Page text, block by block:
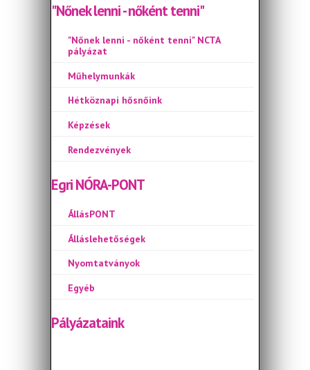
"Nőnek lenni - nőként tenni"
"Nőnek lenni - nőként tenni" NCTA
pályázat
Műhelymunkák
Hétköznapi hősnőink
Képzések
Rendezvények
Egri NÓRA-PONT
ÁllásPONT
Álláslehetőségek
Nyomtatványok
Egyéb
Pályázataink